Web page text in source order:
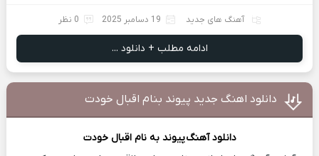
آهنگ های جدید 19 دسامبر 2025 0 نظر
ادامه مطلب + دانلود ...
دانلود اهنگ جدید پیوند بنام اقبال خودت
دانلود آهنگپیوند به نام اقبال خودت